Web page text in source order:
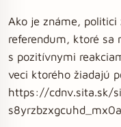
Ako je známe,
referendum, ktoré sa
s pozitívnymi
veci ktorého žiadajú
https://cdnv.sita.sk/